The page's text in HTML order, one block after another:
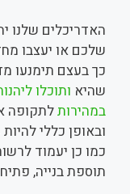
האדריכלים שלנו
שלכם או יעצבו
כך בעצם תימנעו
שהיא ותוכלו
במהירותלתקופה
ובאופן כללי
כמו כן יעמוד
תוספת בנייה,